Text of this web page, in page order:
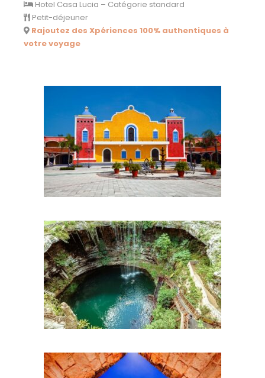
Hotel Casa Lucia – Catégorie standard
Petit-déjeuner
Rajoutez des Xpériences 100% authentiques à
votre voyage